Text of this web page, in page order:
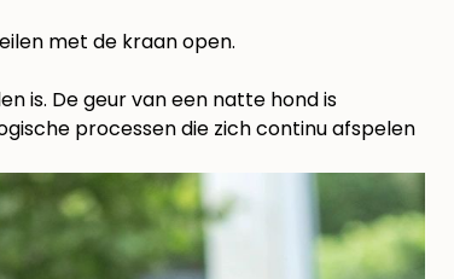
met de kraan open.
is. De geur van een natte hond is
processen die zich continu afspelen